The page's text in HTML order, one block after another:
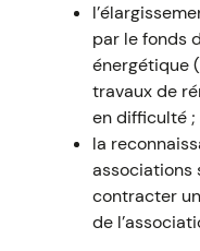
par le fonds
énergétique
travaux de
en difficulté ;
la
associations
contracter
de